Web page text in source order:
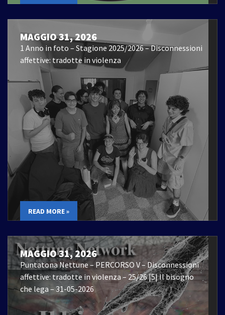
MAGGIO 31, 2026
1 Anno in foto – Stagione 2025/2026 – Disconnessioni
affettive: tradotte in violenza
READ MORE »
MAGGIO 31, 2026
Puntatona Nettune – PERCORSO V – Disconnessioni
affettive: tradotte in violenza – 25/26 |5| Il bisogno
che lega – 31-05-2026